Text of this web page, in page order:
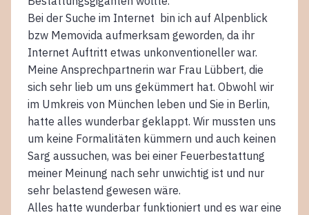
Bei der Suche im Internet bin ich auf Alpenblick
bzw Memovida aufmerksam geworden, da ihr
Internet Auftritt etwas unkonventioneller war.
Meine Ansprechpartnerin war Frau Lübbert, die
sich sehr lieb um uns gekümmert hat. Obwohl wir
im Umkreis von München leben und Sie in Berlin,
hatte alles wunderbar geklappt. Wir mussten uns
um keine Formalitäten kümmern und auch keinen
Sarg aussuchen, was bei einer Feuerbestattung
meiner Meinung nach sehr unwichtig ist und nur
sehr belastend gewesen wäre.
Alles hatte wunderbar funktioniert und es war eine